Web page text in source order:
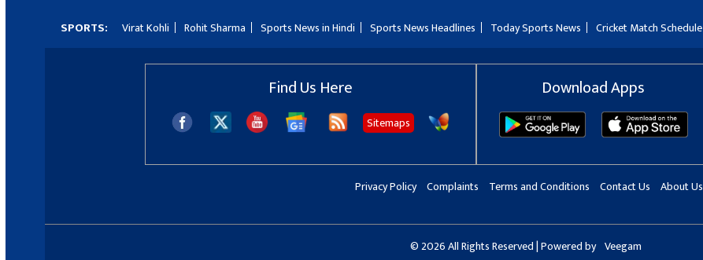
SPORTS: Virat Kohli Rohit Sharma Sports News in Hindi Sports News Headlines Today Sports News Cricket Match Schedule
Find Us Here
Sitemaps
Download Apps
Privacy Policy Complaints Terms and Conditions Contact Us About Us
© 2026 All Rights Reserved | Powered by Veegam